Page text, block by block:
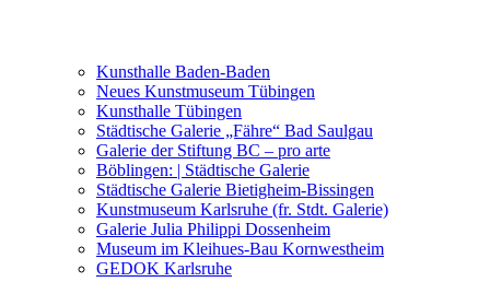
Was seither geschah
Kunstwettbewerbe, Ausschreibungen für Künstler
Kunsthalle Baden-Baden
Neues Kunstmuseum Tübingen
Kunsthalle Tübingen
Städtische Galerie „Fähre“ Bad Saulgau
Galerie der Stiftung BC – pro arte
Böblingen: | Städtische Galerie
Städtische Galerie Bietigheim-Bissingen
Kunstmuseum Karlsruhe (fr. Stdt. Galerie)
Galerie Julia Philippi Dossenheim
Museum im Kleihues-Bau Kornwestheim
GEDOK Karlsruhe